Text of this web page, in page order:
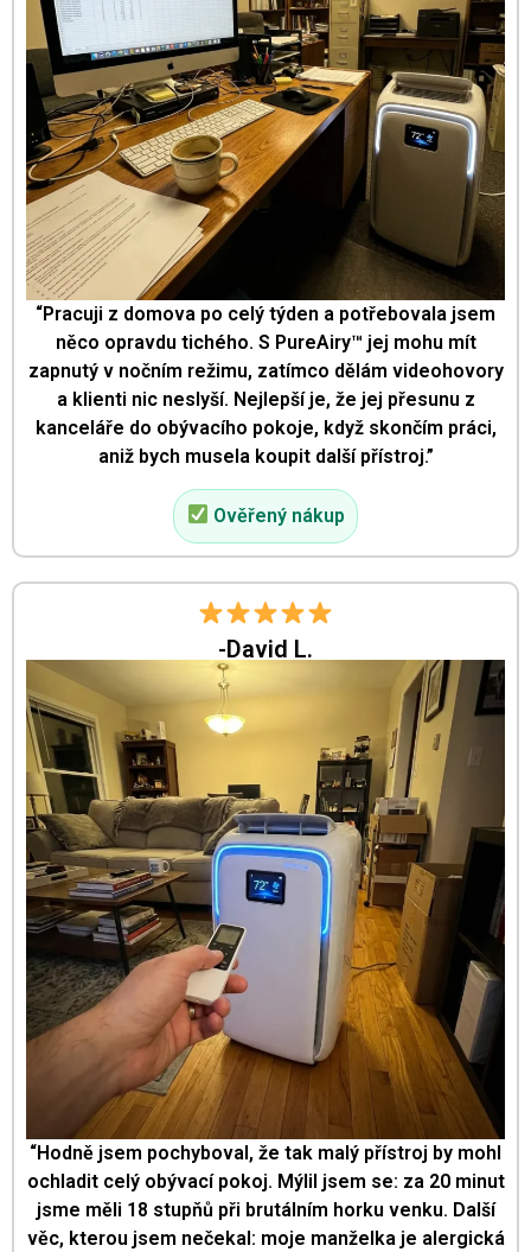
“Pracuji z domova po celý týden a potřebovala jsem
něco opravdu tichého. S PureAiry™ jej mohu mít
zapnutý v nočním režimu, zatímco dělám videohovory
a klienti nic neslyší. Nejlepší je, že jej přesunu z
kanceláře do obývacího pokoje, když skončím práci,
aniž bych musela koupit další přístroj.”
Ověřený nákup
-David L.
“Hodně jsem pochyboval, že tak malý přístroj by mohl
ochladit celý obývací pokoj. Mýlil jsem se: za 20 minut
jsme měli 18 stupňů při brutálním horku venku. Další
věc, kterou jsem nečekal: moje manželka je alergická